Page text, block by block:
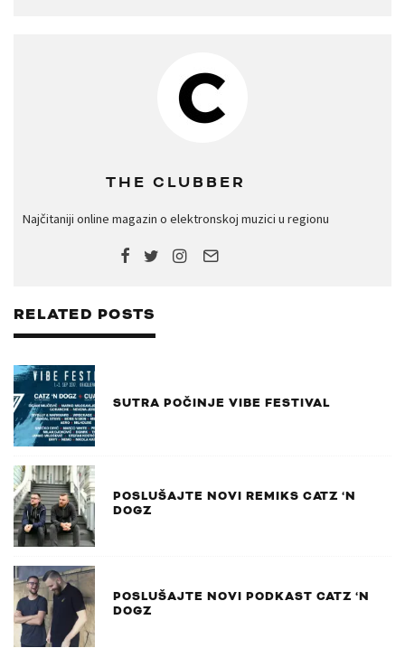
THE CLUBBER
Najčitaniji online magazin o elektronskoj muzici u regionu
RELATED POSTS
SUTRA POČINJE VIBE FESTIVAL
POSLUŠAJTE NOVI REMIKS CATZ ‘N
DOGZ
POSLUŠAJTE NOVI PODKAST CATZ ‘N
DOGZ